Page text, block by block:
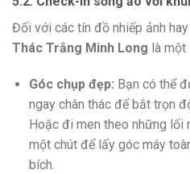
Đối với các tín đồ nhiếp ảnh hay
Thác Trắng Minh Long là một
Góc chụp đẹp: Bạn có thể
ngay chân thác để bắt trọn
Hoặc đi men theo những lối
một chút để lấy góc máy
bích.